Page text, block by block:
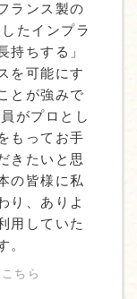
ランス製の
たインプラ
持ちする」
を可能にす
とが強みで
がプロとし
もってお手
きたいと思
の皆様に私
り、ありよ
用していた
。
ちら